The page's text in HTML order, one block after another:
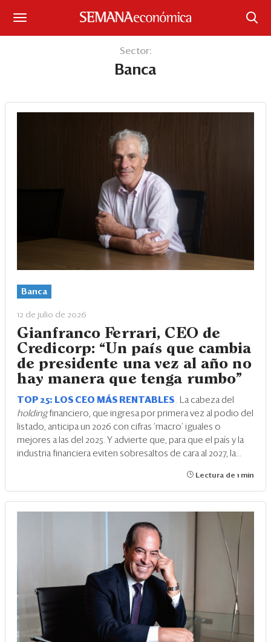
Portada
¿Qué está pasando?
Sectores y Empresas
Management
Economía y Finanzas
Legal y Política
Eventos
Blogs
Ranking CEO
Edición Impresa
Sector:
Banca
Banca
12 de julio de 2026
Gianfranco Ferrari, CEO de
Credicorp: “Un país que cambia
de presidente una vez al año no
hay manera que tenga rumbo”
TOP 25: LOS CEO MÁS RENTABLES
La cabeza del
holdingfinanciero, que ingresa por primera vez al podio del
listado, anticipa un 2026 con cifras ‘macro’ iguales o
mejores a las del 2025. Y advierte que, para que el país y la
industria financiera eviten sobresaltos de cara al 2027, la...
Lectura de 1 min